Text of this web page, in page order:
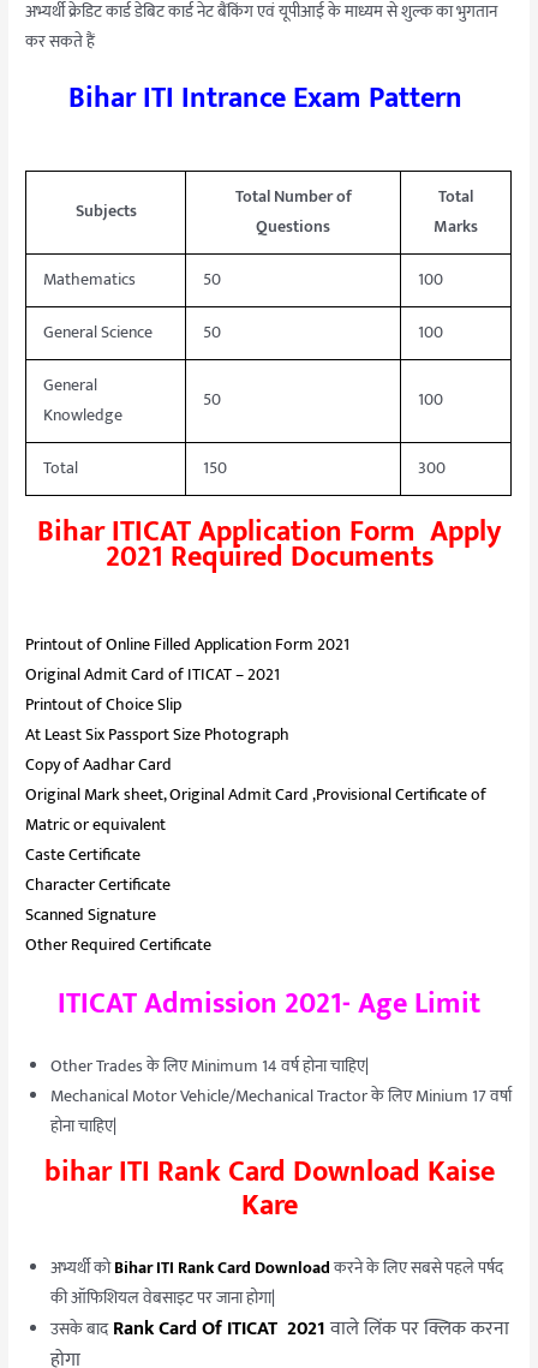
अभ्यर्थी क्रेडिट कार्ड डेबिट कार्ड नेट बैंकिंग एवं यूपीआई के माध्यम से शुल्क का भुगतान
कर सकते हैं
Bihar ITI Intrance Exam Pattern
Subjects
Total Number of
Questions
Total
Marks
Mathematics
50
100
General Science
50
100
General
Knowledge
50 100
Total 150 300
Bihar ITICAT Application Form Apply
2021 Required Documents
Printout of Online Filled Application Form 2021
Original Admit Card of ITICAT – 2021
Printout of Choice Slip
At Least Six Passport Size Photograph
Copy of Aadhar Card
Original Mark sheet, Original Admit Card ,Provisional Certificate of
Matric or equivalent
Caste Certificate
Character Certificate
Scanned Signature
Other Required Certificate
ITICAT Admission 2021- Age Limit
Other Trades के लिए Minimum 14 वर्ष होना चाहिए|
Mechanical Motor Vehicle/Mechanical Tractor के लिए Minium 17 वर्षा
होना चाहिए|
bihar ITI Rank Card Download Kaise
Kare
अभ्यर्थी कोBihar ITI Rank Card Downloadकरने के लिए सबसे पहले पर्षद
की ऑफिशियल वेबसाइट पर जाना होगा|
उसके बादRank Card Of ITICAT2021वाले लिंक पर क्लिक करना
होगा